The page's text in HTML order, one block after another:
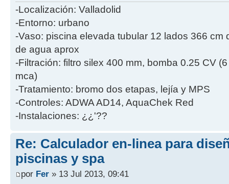
-Localización: Valladolid
-Entorno: urbano
-Vaso: piscina elevada tubular 12 lados 366 cm
de agua aprox
-Filtración: filtro silex 400 mm, bomba 0.25 CV
mca)
-Tratamiento: bromo dos etapas, lejía y MPS
-Controles: ADWA AD14, AquaChek Red
-Instalaciones: ¿¿'??
Re: Calculador en-linea para
piscinas y spa
por Fer » 13 Jul 2013, 09:41